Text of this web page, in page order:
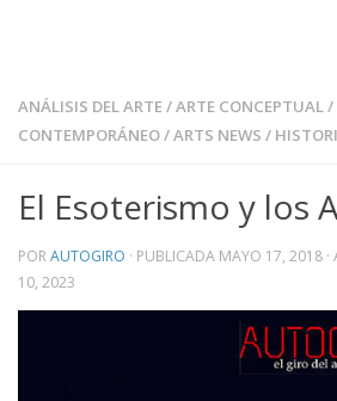
ANÁLISIS DEL ARTE/ARTE CONCEPTUAL/
CONTEMPORÁNEO/ARTS NEWS /
El Esoterismo y los
PORAUTOGIRO · PUBLICADA MAYO 17, 2018
10, 2023